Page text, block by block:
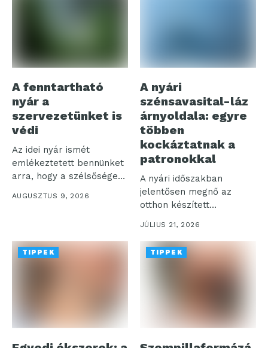
A fenntartható
nyár a
szervezetünket is
védi
Az idei nyár ismét
emlékeztetett bennünket
arra, hogy a szélsőséges
AUGUSZTUS 9, 2026
A nyári
szénsavasital-láz
árnyoldala: egyre
többen
kockáztatnak a
patronokkal
A nyári időszakban
jelentősen megnő az
otthon készített
szénsavas italok iránti
JÚLIUS 21, 2026
TIPPEK TIPPEK